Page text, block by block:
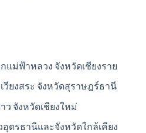
ม่ฟ้าหลวง จังหวัดเชียงราย
ยงสระ จังหวัดสุราษฎร์ธานี
จังหวัดเชียงใหม่
รธานีและจังหวัดใกล้เคียง